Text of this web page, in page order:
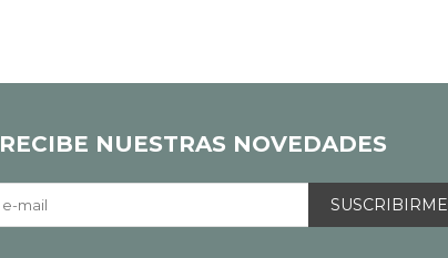
RECIBE NUESTRAS NOVEDADES
SUSCRIBIRME